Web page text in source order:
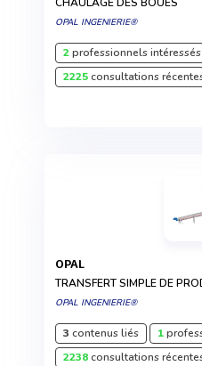
CHAULAGE DES BOUES
OPAL INGENIERIE®
2professionnels intéressés
2225consultations
OPAL
TRANSFERT SIMPLE DE
OPAL INGENIERIE®
3 contenus liés 1
2238consultations